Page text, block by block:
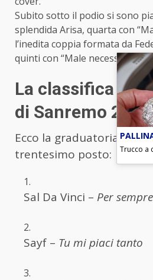
Subito sotto il podio si sono
splendida Arisa, quarta con
l’inedita coppia formata da
quinti con “Male necessario”.
La classifica
di Sanremo 2026
Ecco la graduatoria
trentesimo posto:
Sal Da Vinci – Per
Sayf – Tu mi piaci tanto
Trucco a